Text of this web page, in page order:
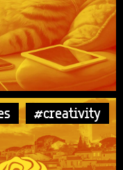
#creativity